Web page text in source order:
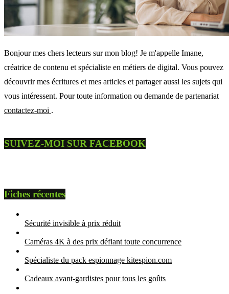
Bonjour mes chers lecteurs sur mon blog! Je m'appelle Imane,
créatrice de contenu et spécialiste en métiers de digital. Vous pouvez
découvrir mes écritures et mes articles et partager aussi les sujets qui
vous intéressent. Pour toute information ou demande de partenariat
contactez-moi .
SUIVEZ-MOI SUR FACEBOOK
Fiches récentes
Sécurité invisible à prix réduit
Caméras 4K à des prix défiant toute concurrence
Spécialiste du pack espionnage kitespion.com
Cadeaux avant-gardistes pour tous les goûts